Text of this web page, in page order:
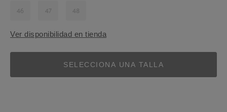
46 47 48
Ver disponibilidad en tienda
SELECCIONA UNA TALLA